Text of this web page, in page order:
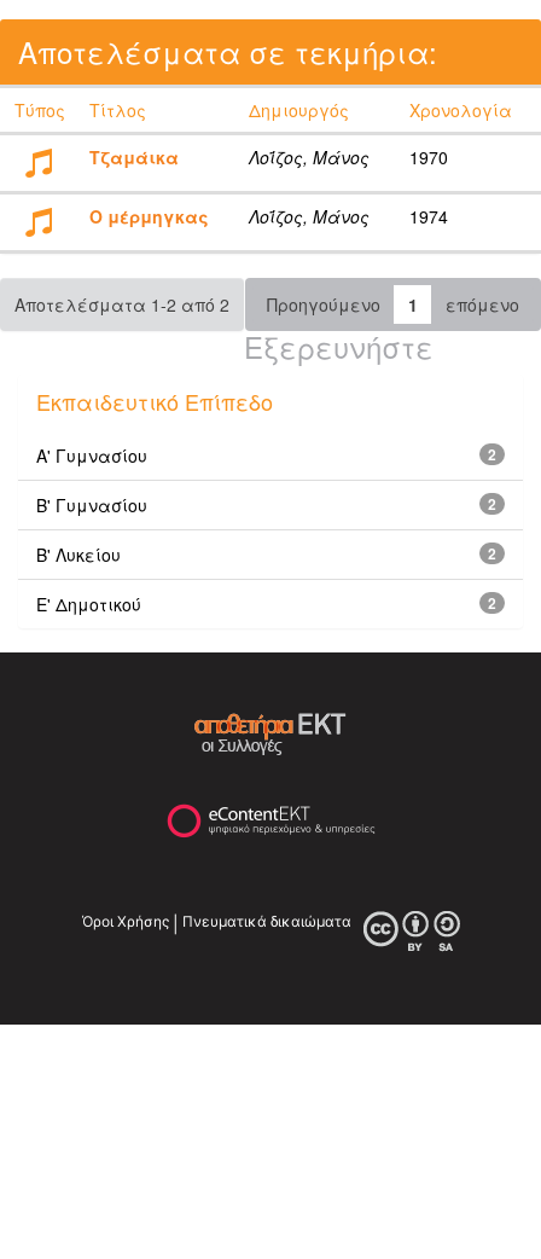
Αποτελέσματα σε τεκμήρια:
Τύπος Τίτλος Δημιουργός
Χρονολογία
Τζαμάικα
Λοΐζος, Μάνος 1970
Ο μέρμηγκας Λοΐζος, Μάνος 1974
Αποτελέσματα 1-2 από 2 Προηγούμενο 1 επόμενο
Εξερευνήστε
Εκπαιδευτικό Επίπεδο
2
Α' Γυμνασίου
2
Β' Γυμνασίου
2
Β' Λυκείου
2
Ε' Δημοτικού